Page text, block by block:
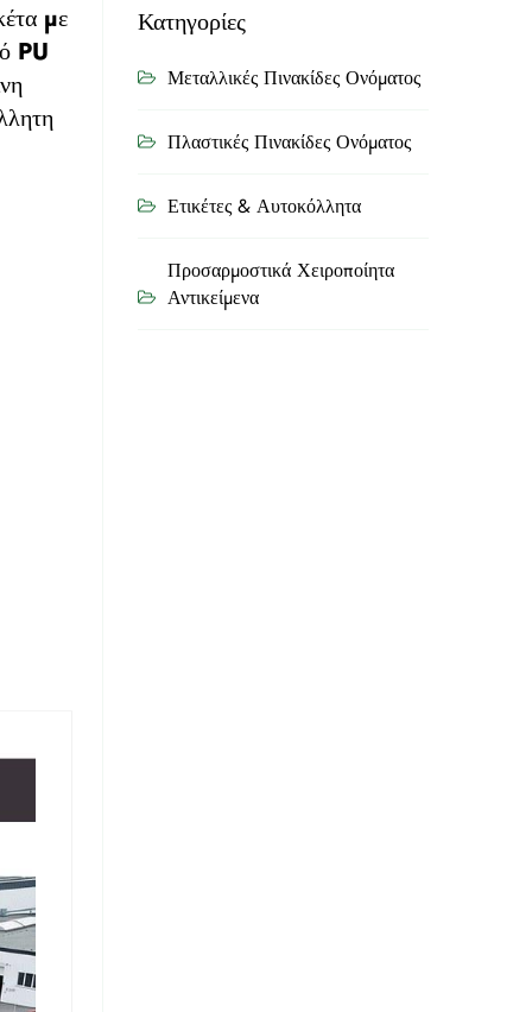
με
PU
Κατηγορίες
Μεταλλικές Πινακίδες Ονόματος
Πλαστικές Πινακίδες Ονόματος
Ετικέτες & Αυτοκόλλητα
Προσαρμοστικά Χειροποίητα
Αντικείμενα